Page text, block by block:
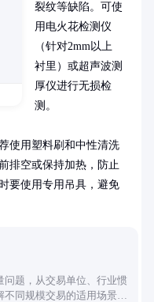
裂纹等缺陷。可使
用电火花检测仪
（针对2mm以上
衬里）或超声波测
厚仪进行无损检
测。
使用塑料刷和中性清洗
排空或保持加热，防止
要使用专用吊具，避免
问题，从交易单位、行业惯
同规模交易的适用场景与